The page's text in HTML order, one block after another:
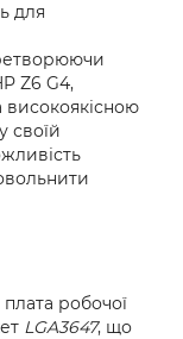
для
Z6 G4,
своїй
робочої
LGA3647, що